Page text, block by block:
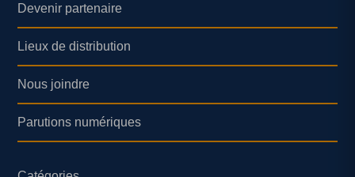
Devenir partenaire
Lieux de distribution
Nous joindre
Parutions numériques